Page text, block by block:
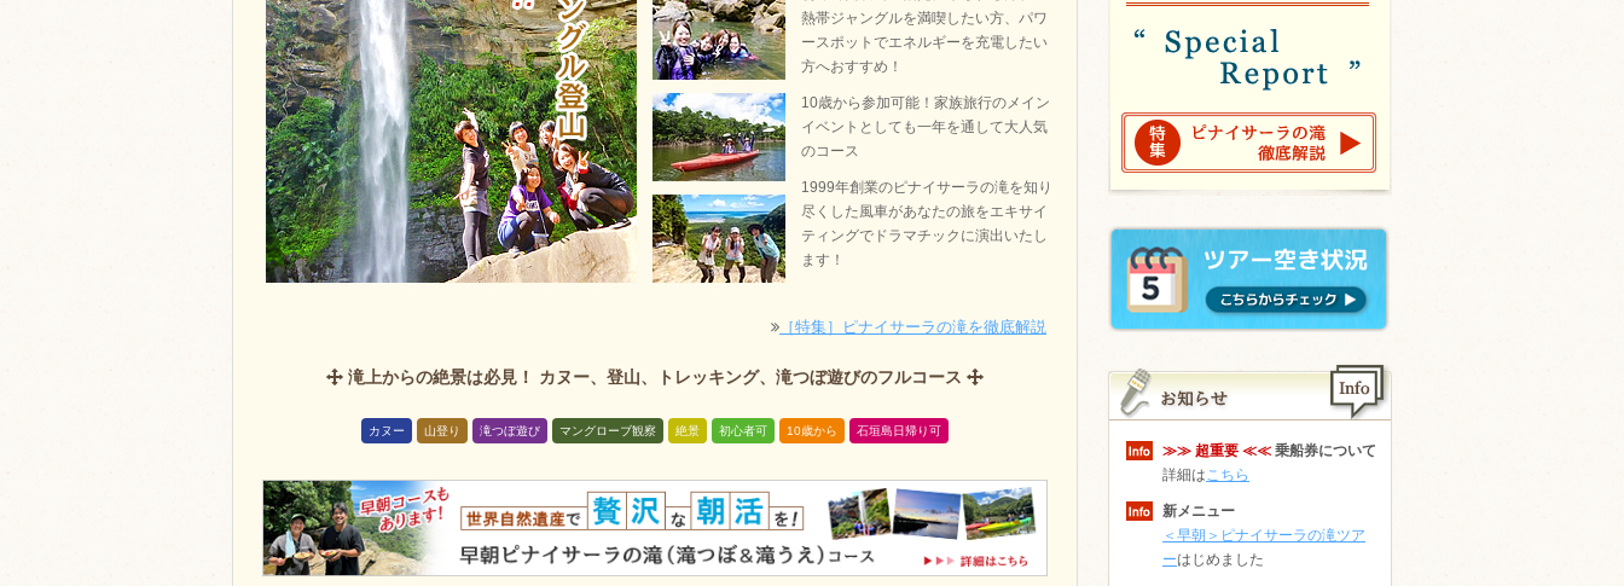
熱帯ジャングルを満喫したい方、パワ
ースポットでエネルギーを充電したい
方へおすすめ！
10歳から参加可能！家族旅行のメイン
イベントとしても一年を通して大人気
のコース
1999年創業のピナイサーラの滝を知り
尽くした風車があなたの旅をエキサイ
ティングでドラマチックに演出いたし
ます！
［特集］ピナイサーラの滝を徹底解説
滝上からの絶景は必見！ カヌー、登山、トレッキング、滝つぼ遊びのフルコース
カヌー 山登り 滝つぼ遊び マングローブ観察 絶景 初心者可 10歳から 石垣島日帰り可
≫≫ 超重要 ≪≪ 乗船券について
詳細はこちら
新メニュー
＜早朝＞ピナイサーラの滝ツア
ーはじめました